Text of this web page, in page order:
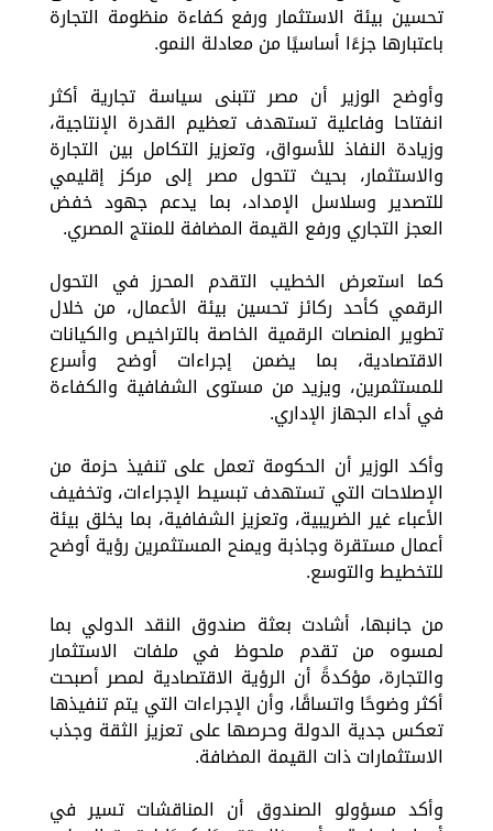
تحسين بيئة الاستثمار ورفع كفاءة منظومة التجارة
باعتبارها جزءًا أساسيًا من معادلة النمو.
وأوضح الوزير أن مصر تتبنى سياسة تجارية أكثر
انفتاحا وفاعلية تستهدف تعظيم القدرة الإنتاجية،
وزيادة النفاذ للأسواق، وتعزيز التكامل بين التجارة
والاستثمار، بحيث تتحول مصر إلى مركز إقليمي
للتصدير وسلاسل الإمداد، بما يدعم جهود خفض
العجز التجاري ورفع القيمة المضافة للمنتج المصري.
كما استعرض الخطيب التقدم المحرز في التحول
الرقمي كأحد ركائز تحسين بيئة الأعمال، من خلال
تطوير المنصات الرقمية الخاصة بالتراخيص والكيانات
الاقتصادية، بما يضمن إجراءات أوضح وأسرع
للمستثمرين، ويزيد من مستوى الشفافية والكفاءة
في أداء الجهاز الإداري.
وأكد الوزير أن الحكومة تعمل على تنفيذ حزمة من
الإصلاحات التي تستهدف تبسيط الإجراءات، وتخفيف
الأعباء غير الضريبية، وتعزيز الشفافية، بما يخلق بيئة
أعمال مستقرة وجاذبة ويمنح المستثمرين رؤية أوضح
للتخطيط والتوسع.
من جانبها، أشادت بعثة صندوق النقد الدولي بما
لمسوه من تقدم ملحوظ في ملفات الاستثمار
والتجارة، مؤكدةً أن الرؤية الاقتصادية لمصر أصبحت
أكثر وضوحًا واتساقًا، وأن الإجراءات التي يتم تنفيذها
تعكس جدية الدولة وحرصها على تعزيز الثقة وجذب
الاستثمارات ذات القيمة المضافة.
وأكد مسؤولو الصندوق أن المناقشات تسير في